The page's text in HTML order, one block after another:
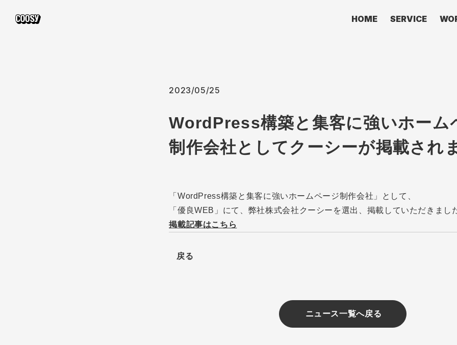
HOME SERVICE
2023/05/25
WordPress構築と集客に強いホーム
制作会社としてクーシーが掲載され
「WordPress構築と集客に強いホームページ制作会社」として、
「優良WEB」にて、弊社株式会社クーシーを選出、掲載していただきまし
掲載記事はこちら
戻る
ニュース一覧へ戻る